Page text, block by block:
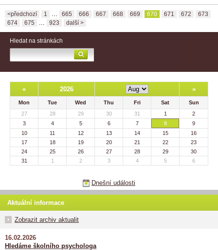
<předchozí 1 ... 665 666 667 668 669 670 671 672
673
674
675 ... 923 další >
Hledat na stránkách
« 2026 »
Mon Tue Wed Thu Fri Sat
Sun
27
28 29 30 31 1
2
3
4 5 6 7 8
9
10
11 12 13 14 15
16
17
18 19 20 21 22
23
24
25 26 27 28 29
30
31
1 2 3 4 5 6
Dnešní události
Aktuální informace
Zobrazit archiv aktualit
16.02.2026
Hledáme školního psychologa